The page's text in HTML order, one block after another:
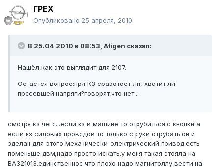
ГРЕХ
Опубликовано 25 апреля, 2010
В 25.04.2010 в 08:53, Afigen сказал:
Нашёл,как это выглядит для 2107.
Остаётся вопрос:при КЗ сработает ли, хватит ли
просевшей напряги?говорят,что нет...
смотря кз чего...если кз в машине то отрубиться с кнопки а
если кз силовых проводов то только с руки отрубать.он и
зделан для этого механически-электрический привод.есть
поменьше двм,надо просто искать.у меня такая стояла на
ВАЗ21013.единственное что плохо надо магнитоллу вести на